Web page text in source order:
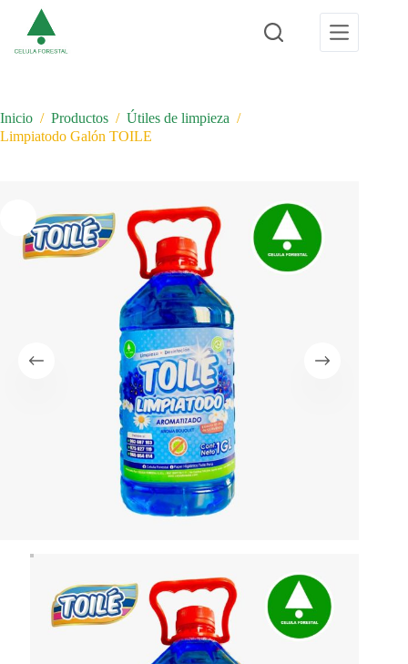
contenido
Inicio / Productos / Útiles de limpieza /
Limpiatodo Galón TOILE